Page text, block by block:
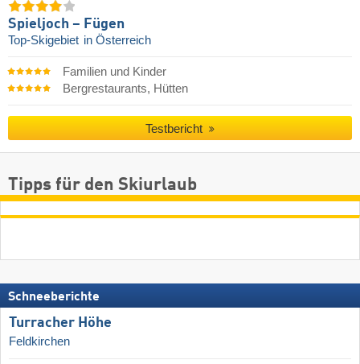
Spieljoch – Fügen
Top-Skigebiet in Österreich
Familien und Kinder
Bergrestaurants, Hütten
Testbericht
Tipps für den Skiurlaub
Schneeberichte
Turracher Höhe
Feldkirchen